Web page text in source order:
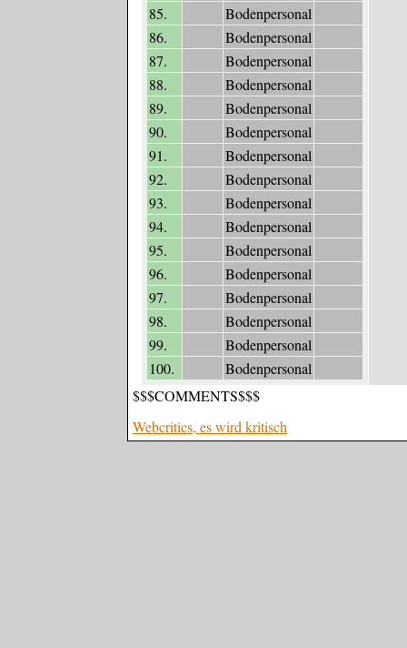
85.
Bodenpersonal
86.
Bodenpersonal
87.
Bodenpersonal
88.
Bodenpersonal
89.
Bodenpersonal
90.
Bodenpersonal
91.
Bodenpersonal
92.
Bodenpersonal
93.
Bodenpersonal
94.
Bodenpersonal
95.
Bodenpersonal
96.
Bodenpersonal
97.
Bodenpersonal
98.
Bodenpersonal
99.
Bodenpersonal
100.
Bodenpersonal
$$$COMMENTS$$$
Webcritics, es wird kritisch